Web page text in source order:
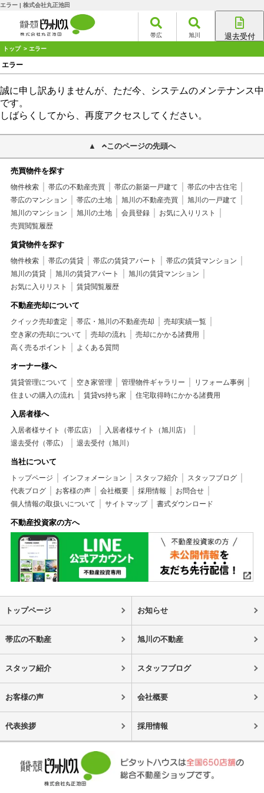
エラー | 株式会社丸正池田
帯広 旭川 退去受付
トップ > エラー
エラー
誠に申し訳ありませんが、ただ今、システムのメンテナンス中
です。
しばらくしてから、再度アクセスしてください。
このページの先頭へ
売買物件を探す
物件検索 帯広の不動産売買 帯広の新築一戸建て
帯広の中古住宅
帯広のマンション
帯広の土地 旭川の不動産売買
旭川の一戸建て
旭川のマンション
旭川の土地 会員登録
お気に入りリスト
売買閲覧履歴
賃貸物件を探す
物件検索 帯広の賃貸 帯広の賃貸アパート
帯広の賃貸マンション
旭川の賃貸
旭川の賃貸アパート
旭川の賃貸マンション
お気に入りリスト
賃貸閲覧履歴
不動産売却について
クイック売却査定 帯広・旭川の不動産売却
売却実績一覧
空き家の売却について
売却の流れ
売却にかかる諸費用
高く売るポイント
よくある質問
オーナー様へ
賃貸管理について 空き家管理 管理物件ギャラリー
リフォーム事例
住まいの購入の流れ
賃貸vs持ち家 住宅取得時にかかる諸費用
入居者様へ
入居者様サイト（帯広店）
入居者様サイト（旭川店）
退去受付（帯広）
退去受付（旭川）
当社について
トップページ インフォメーション スタッフ紹介
スタッフブログ
代表ブログ
お客様の声 会社概要 採用情報
お問合せ
個人情報の取扱いについて
サイトマップ 書式ダウンロード
不動産投資家の方へ
トップページ お知らせ
帯広の不動産 旭川の不動産
スタッフ紹介 スタッフブログ
お客様の声 会社概要
代表挨拶 採用情報